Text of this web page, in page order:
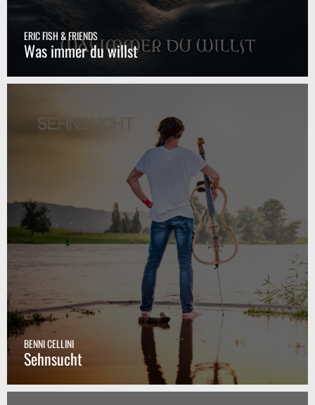
ERIC FISH & FRIENDS
Was immer du willst
BENNI CELLINI
Sehnsucht